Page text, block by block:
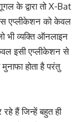
के द्वारा तो X-Bat
एप्लीकेशन को केवल
व्यक्ति ऑनलाइन
इसी एप्लीकेशन से
होता है परंतु
हैं जिन्हें बहुत ही